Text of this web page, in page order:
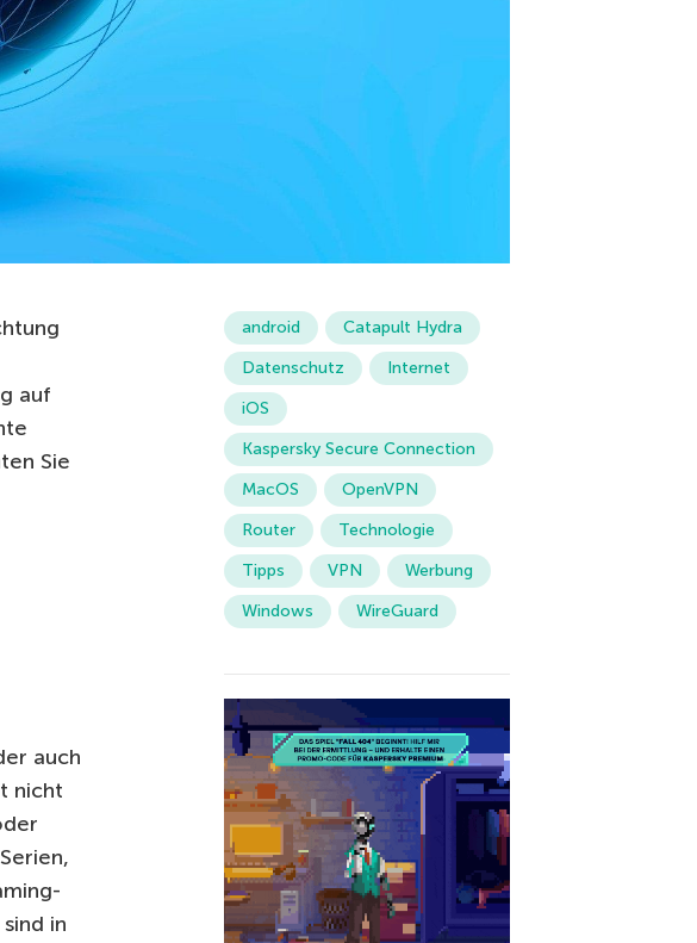
auf
Sie
auch
nicht
in
android
Catapult Hydra
Datenschutz
Internet
iOS
Kaspersky Secure Connection
MacOS
OpenVPN
Router
Technologie
Tipps
VPN
Werbung
Windows
WireGuard